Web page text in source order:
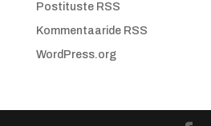
Postituste RSS
Kommentaaride RSS
WordPress.org